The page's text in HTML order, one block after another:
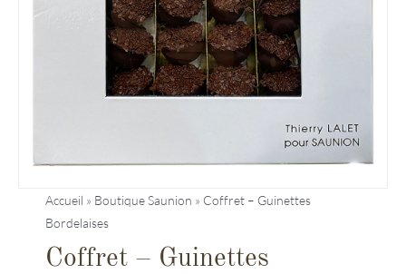
Accueil » Boutique Saunion » Coffret – Guinettes
Bordelaises
Coffret – Guinettes